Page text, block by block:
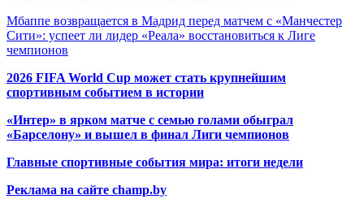
Мбаппе возвращается в Мадрид перед матчем с «Манчестер
Сити»: успеет ли лидер «Реала» восстановиться к Лиге
чемпионов
2026 FIFA World Cup может стать крупнейшим
спортивным событием в истории
«Интер» в ярком матче с семью голами обыграл
«Барселону» и вышел в финал Лиги чемпионов
Главные спортивные события мира: итоги недели
Реклама на сайте champ.by